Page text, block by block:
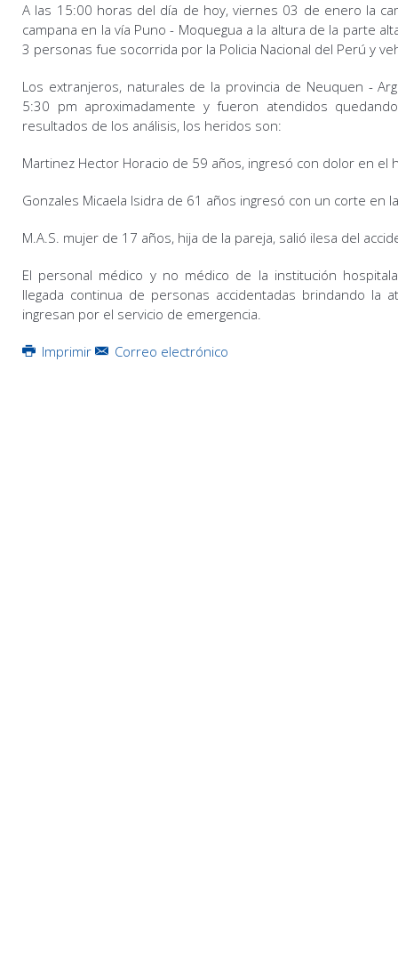
A las 15:00 horas del día de hoy, viernes 03 de enero la
campana en la vía Puno - Moquegua a la altura de la parte
3 personas fue socorrida por la Policia Nacional del Perú y
Los extranjeros, naturales de la provincia de Neuquen -
5:30 pm aproximadamente y fueron atendidos
resultados de los análisis, los heridos son:
Martinez Hector Horacio de 59 años, ingresó con dolor en el
Gonzales Micaela Isidra de 61 años ingresó con un corte en
M.A.S. mujer de 17 años, hija de la pareja, salió ilesa del
El personal médico y no médico de la institución
llegada continua de personas accidentadas brindando la
ingresan por el servicio de emergencia.
Imprimir Correo electrónico